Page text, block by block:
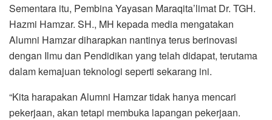
Sementara itu, Pembina Yayasan Maraqita’limat Dr. TGH.
Hazmi Hamzar. SH., MH kepada media mengatakan
Alumni Hamzar diharapkan nantinya terus berinovasi
dengan Ilmu dan Pendidikan yang telah didapat, terutama
dalam kemajuan teknologi seperti sekarang ini.
“Kita harapakan Alumni Hamzar tidak hanya mencari
pekerjaan, akan tetapi membuka lapangan pekerjaan.